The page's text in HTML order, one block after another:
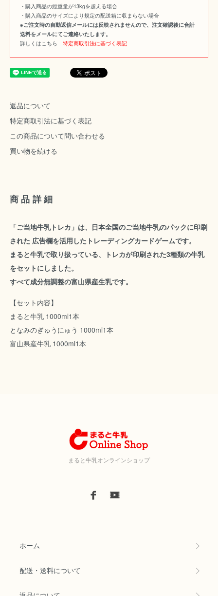
・購入商品の総重量が13kgを超える場合
・購入商品のサイズにより規定の配送箱に収まらない場合
※ご注文時の自動返信メールには反映されませんので、注文確認後に合計
送料をメールにてご連絡いたします。
詳しくはこちら 特定商取引法に基づく表記
返品について
特定商取引法に基づく表記
この商品について問い合わせる
買い物を続ける
商品詳細
「ご当地牛乳トレカ」は、日本全国のご当地牛乳のパックに印刷
された 広告欄を活用したトレーディングカードゲームです。
まると牛乳で取り扱っている、トレカが印刷された3種類の牛乳
をセットにしました。
すべて成分無調整の富山県産生乳です。
【セット内容】
まると牛乳 1000ml1本
となみのぎゅうにゅう 1000ml1本
富山県産牛乳 1000ml1本
まると牛乳オンラインショップ
ホーム
配送・送料について